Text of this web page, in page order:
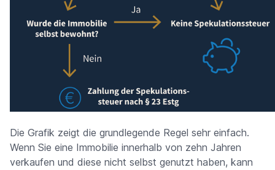
Die Grafik zeigt die grundlegende Regel sehr einfach.
Wenn Sie eine Immobilie innerhalb von zehn Jahren
verkaufen und diese nicht selbst genutzt haben, kann